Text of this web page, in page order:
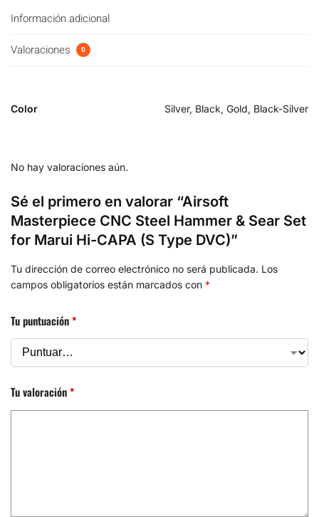
Información adicional
Valoraciones 0
Color Silver, Black, Gold, Black-Silver
No hay valoraciones aún.
Sé el primero en valorar “Airsoft
Masterpiece CNC Steel Hammer & Sear Set
for Marui Hi-CAPA (S Type DVC)”
Tu dirección de correo electrónico no será publicada. Los
campos obligatorios están marcados con *
Tu puntuación*
Tu valoración*